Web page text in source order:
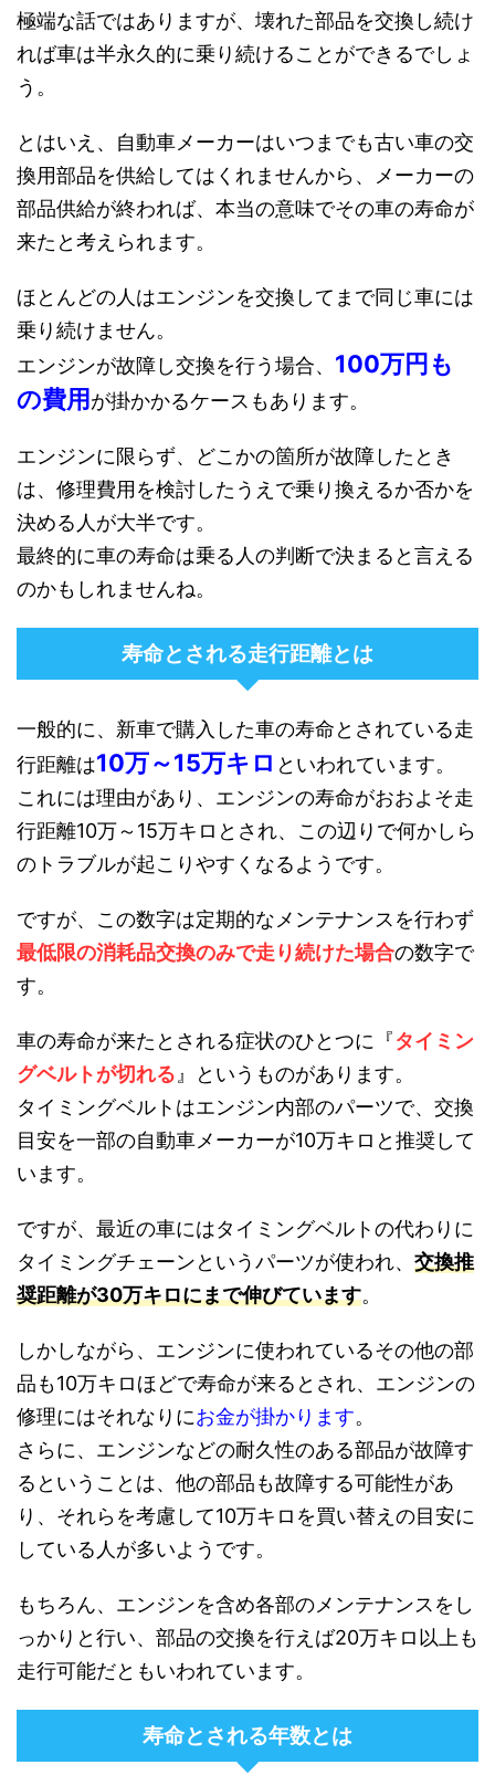
極端な話ではありますが、壊れた部品を交換し続け
れば車は半永久的に乗り続けることができるでしょ
う。
とはいえ、自動車メーカーはいつまでも古い車の交
換用部品を供給してはくれませんから、メーカーの
部品供給が終われば、本当の意味でその車の寿命が
来たと考えられます。
ほとんどの人はエンジンを交換してまで同じ車には
乗り続けません。
エンジンが故障し交換を行う場合、 100万円も
の費用 が掛かかるケースもあります。
エンジンに限らず、どこかの箇所が故障したとき
は、修理費用を検討したうえで乗り換えるか否かを
決める人が大半です。
最終的に車の寿命は乗る人の判断で決まると言える
のかもしれませんね。
寿命とされる走行距離とは
一般的に、新車で購入した車の寿命とされている走
行距離は10万～15万キロ といわれています。
これには理由があり、エンジンの寿命がおおよそ走
行距離10万～15万キロとされ、この辺りで何かしら
のトラブルが起こりやすくなるようです。
ですが、この数字は定期的なメンテナンスを行わず
最低限の消耗品交換のみで走り続けた場合の数字で
す。
車の寿命が来たとされる症状のひとつに『タイミン
グベルトが切れる 』というものがあります。
タイミングベルトはエンジン内部のパーツで、交換
目安を一部の自動車メーカーが10万キロと推奨して
います。
ですが、最近の車にはタイミングベルトの代わりに
タイミングチェーンというパーツが使われ、 交換推
奨距離が30万キロにまで伸びています。
しかしながら、エンジンに使われているその他の部
品も10万キロほどで寿命が来るとされ、エンジンの
修理にはそれなりにお金が掛かります。
さらに、エンジンなどの耐久性のある部品が故障す
るということは、他の部品も故障する可能性があ
り、それらを考慮して10万キロを買い替えの目安に
している人が多いようです。
もちろん、エンジンを含め各部のメンテナンスをし
っかりと行い、部品の交換を行えば20万キロ以上も
走行可能だともいわれています。
寿命とされる年数とは